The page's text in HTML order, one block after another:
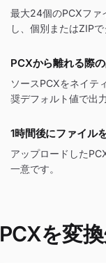
最大24個のPCXファ
し、個別またはZIPで
PCXから離れる際
ソースPCXをネイテ
奨デフォルト値で出
1時間後にファイル
アップロードした
一意です。
PCXを変